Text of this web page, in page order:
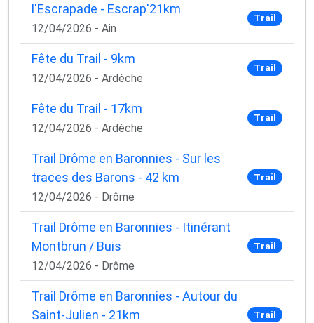
l'Escrapade - Escrap'21km
12/04/2026 - Ain
Trail
Fête du Trail - 9km
12/04/2026 - Ardèche
Trail
Fête du Trail - 17km
12/04/2026 - Ardèche
Trail
Trail Drôme en Baronnies - Sur les
traces des Barons - 42 km
12/04/2026 - Drôme
Trail
Trail Drôme en Baronnies - Itinérant
Montbrun / Buis
12/04/2026 - Drôme
Trail
Trail Drôme en Baronnies - Autour du
Saint-Julien - 21km
Trail